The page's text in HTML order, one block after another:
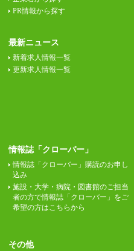
PR情報から探す
最新ニュース
新着求人情報一覧
更新求人情報一覧
情報誌「クローバー」
情報誌「クローバー」購読のお申し
込み
施設・大学・病院・図書館のご担当
者の方で情報誌「クローバー」をご
希望の方はこちらから
その他